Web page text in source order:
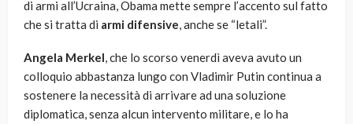
di armi all’Ucraina, Obama mette sempre l’accento sul fatto
che si tratta di armi difensive, anche se “letali”.
Angela Merkel, che lo scorso venerdì aveva avuto un
colloquio abbastanza lungo con Vladimir Putin continua a
sostenere la necessità di arrivare ad una soluzione
diplomatica, senza alcun intervento militare, e lo ha